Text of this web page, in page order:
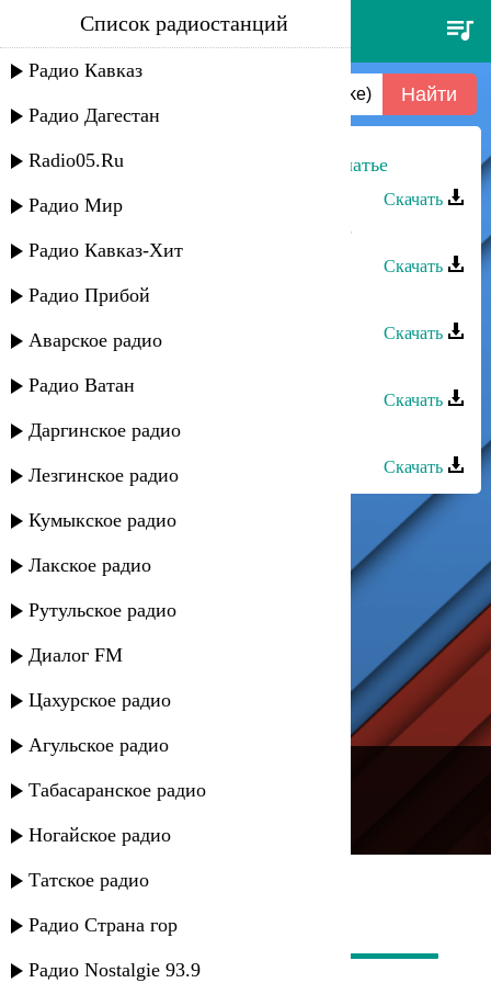
татьяна маркова - платье
белое (remake)
Список радиостанций
Радио Кавказ
Радио Дагестан
Radio05.Ru
Радио Мир
Радио Кавказ-Хит
Радио Прибой
Аварское радио
Радио Ватан
Даргинское радио
Лезгинское радио
Кумыкское радио
Лакское радио
Рутульское радио
Диалог FM
Цахурское радио
Агульское радио
Табасаранское радио
Ногайское радио
Татское радио
Радио Страна гор
Радио Nostalgie 93.9
Амир Джумакаев - Васильковое платье
Скачать
Ибрагим Тагиров - Красное платье
Скачать
Эльза - Зеленое платье
Скачать
Скачать
Татьяна Третьяк - На Кавказе
Скачать
---
Русское радио